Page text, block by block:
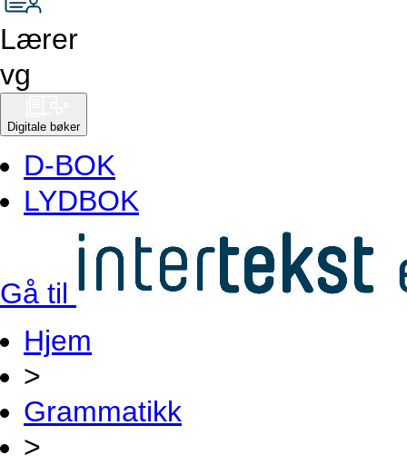
Lærer
vg
Digitale bøker
D-BOK
LYDBOK
Gå til
Hjem
>
Grammatikk
>